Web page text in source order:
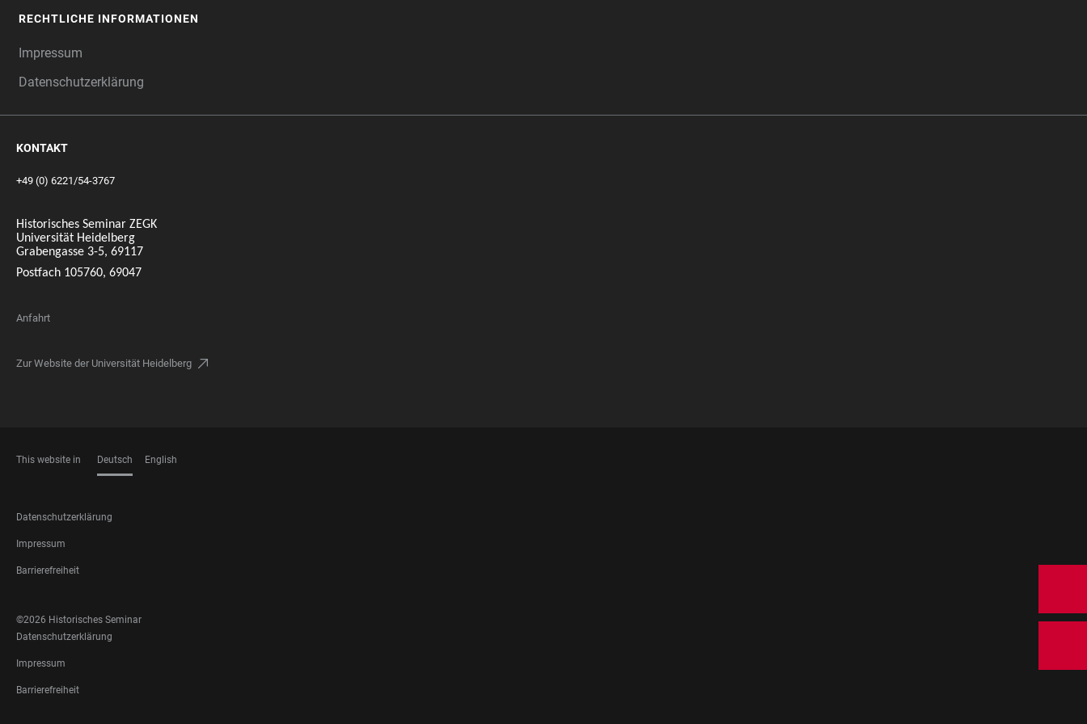
RECHTLICHE INFORMATIONEN
Impressum
Datenschutzerklärung
KONTAKT
+49 (0) 6221/54-3767
Historisches Seminar ZEGK
Universität Heidelberg
Grabengasse 3-5, 69117
Postfach 105760, 69047
Anfahrt
Zur Website der Universität Heidelberg
This website in Deutsch English
FOOTER
LEGAL
Datenschutzerklärung
Impressum
Barrierefreiheit
SOCIAL
©2026 Historisches Seminar
FOOTER
LEGAL
Datenschutzerklärung
Impressum
Barrierefreiheit